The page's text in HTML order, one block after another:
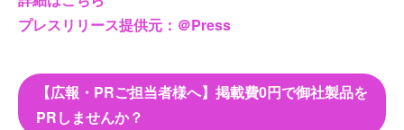
プレスリリース提供元：＠Press
【広報・PRご担当者様へ】掲載費0円で御社製品を
PRしませんか？